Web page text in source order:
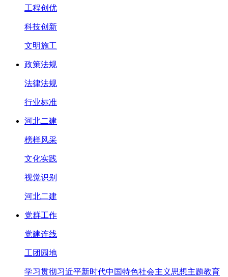
工程创优
科技创新
文明施工
政策法规
法律法规
行业标准
河北二建
榜样风采
文化实践
视觉识别
河北二建
党群工作
党建连线
工团园地
学习贯彻习近平新时代中国特色社会主义思想主题教育